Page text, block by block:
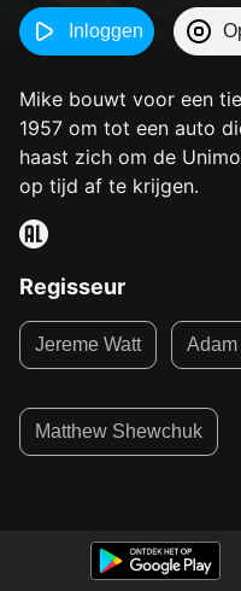
Inloggen
Mike bouwt voor een
1957 om tot een auto
haast zich om de
op tijd af te krijgen.
Regisseur
Jereme Watt
Matthew Shewchuk